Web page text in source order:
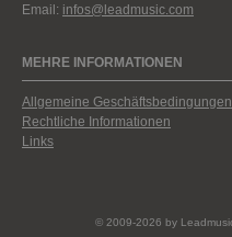
Email: infos@leadmusic.com
MEHRE INFORMATIONEN
Allgemeine Geschäftsbedingungen
Rechtliche Informationen
Links
© 2009-2026 by